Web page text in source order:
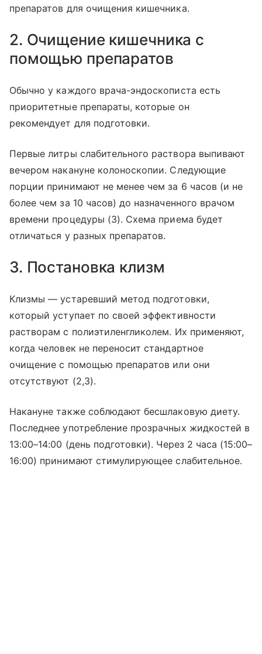
препаратов для очищения кишечника.
2. Очищение кишечника с
помощью препаратов
Обычно у каждого врача-эндоскописта есть
приоритетные препараты, которые он
рекомендует для подготовки.
Первые литры слабительного раствора выпивают
вечером накануне колоноскопии. Следующие
порции принимают не менее чем за 6 часов (и не
более чем за 10 часов) до назначенного врачом
времени процедуры (3). Схема приема будет
отличаться у разных препаратов.
3. Постановка клизм
Клизмы — устаревший метод подготовки,
который уступает по своей эффективности
растворам с полиэтиленгликолем. Их применяют,
когда человек не переносит стандартное
очищение с помощью препаратов или они
отсутствуют (2,3).
Накануне также соблюдают бесшлаковую диету.
Последнее употребление прозрачных жидкостей в
13:00–14:00 (день подготовки). Через 2 часа (15:00–
16:00) принимают стимулирующее слабительное.